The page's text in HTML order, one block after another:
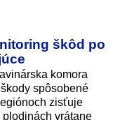
škôd po
komora
spôsobené
zisťuje
vrátane